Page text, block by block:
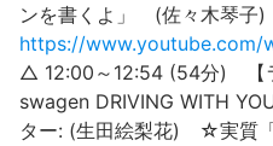
ンを書くよ」 (佐々木琴子)
https://www.youtube.com/
△ 12:00～12:54 (54分)
swagen DRIVING WITH
ター: (生田絵梨花) ☆実質